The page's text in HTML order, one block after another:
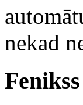
nekad